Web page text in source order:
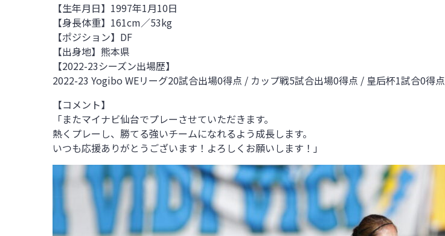
【生年月日】1997年1月10日
【身長体重】161cm／53kg
【ポジション】DF
【出身地】熊本県
【2022-23シーズン出場歴】
2022-23 Yogibo WEリーグ20試合出場0得点 / カップ戦5試合出場0得点 / 皇后杯1試合0得点
【コメント】
「またマイナビ仙台でプレーさせていただきます。
熱くプレーし、勝てる強いチームになれるよう成長します。
いつも応援ありがとうございます！よろしくお願いします！」